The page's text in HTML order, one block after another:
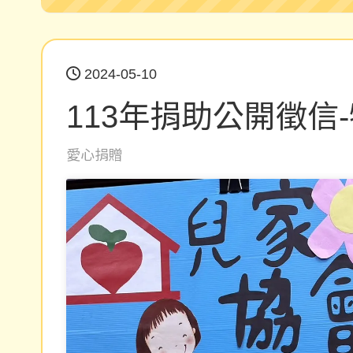
2024-05-10
113年捐助公開徵信
愛心捐贈